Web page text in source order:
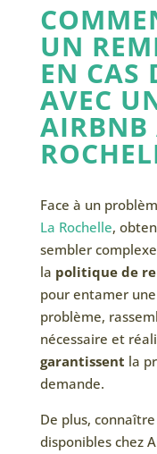
UN
EN CAS
AVEC
AIRBNB
Face à un
La Rochelle,
sembler
la politique de
pour entamer
problème,
nécessaire et
garantissent la
demande.
De plus,
disponibles chez